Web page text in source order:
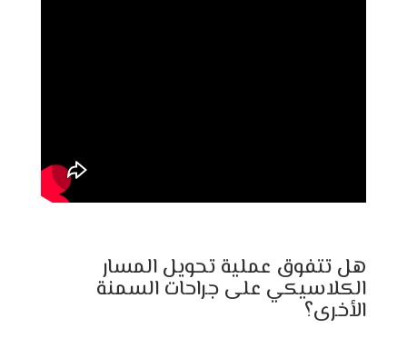
هل تتفوق عملية تحويل المسار
الكلاسيكي على جراحات السمنة
الأخرى؟